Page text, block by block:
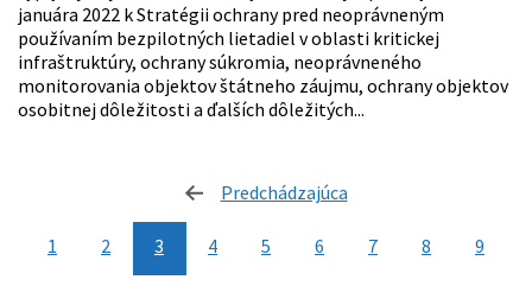
januára 2022 k Stratégii ochrany pred neoprávneným
používaním bezpilotných lietadiel v oblasti kritickej
infraštruktúry, ochrany súkromia, neoprávneného
monitorovania objektov štátneho záujmu, ochrany objektov
osobitnej dôležitosti a ďalších dôležitých...
Predchádzajúca
1 2 3 4 5 6 7 8 9